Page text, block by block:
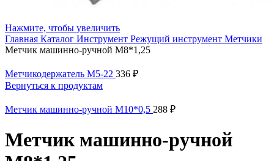
Нажмите, чтобы увеличить
Главная Каталог Инструмент Режущий инструмент Метчики
Метчик машинно-ручной М8*1,25
Метчикодержатель М5-22 336 ₽
Вернуться к продуктам
Метчик машинно-ручной М10*0,5 288 ₽
Метчик машинно-ручной